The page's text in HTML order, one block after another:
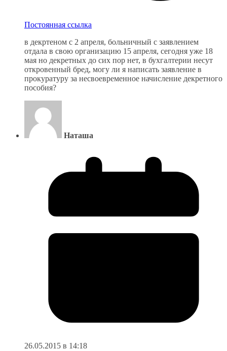
Постоянная ссылка
в декртеном с 2 апреля, больничный с заявлением
отдала в свою организацию 15 апреля, сегодня уже 18
мая но декретных до сих пор нет, в бухгалтерии несут
откровенный бред, могу ли я написать заявление в
прокуратуру за несвоевременное начисление декретного
пособия?
Наташа
26.05.2015 в 14:18